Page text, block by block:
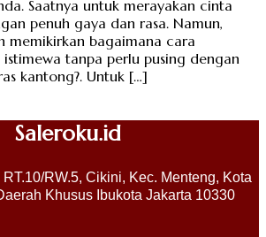
Saatnya untuk merayakan cinta
penuh gaya dan rasa. Namun,
memikirkan bagaimana cara
tanpa perlu pusing dengan
kantong?. Untuk […]
Saleroku.id
RW.5, Cikini, Kec. Menteng, Kota
Khusus Ibukota Jakarta 10330